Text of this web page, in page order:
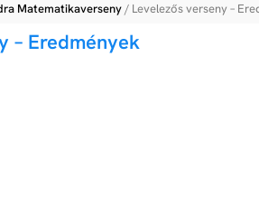
Matematikaverseny/ Levelezős verseny –
– Eredmények